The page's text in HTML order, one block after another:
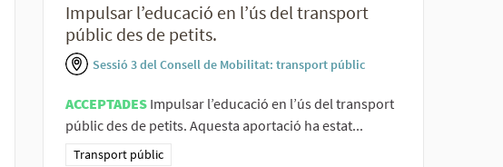
Impulsar l’educació en l’ús del transport
públic des de petits.
Sessió 3 del Consell de Mobilitat: transport públic
ACCEPTADES Impulsar l’educació en l’ús del transport
públic des de petits. Aquesta aportació ha estat...
Resultats al filtrar per la categoria: Transport públic
Transport públic